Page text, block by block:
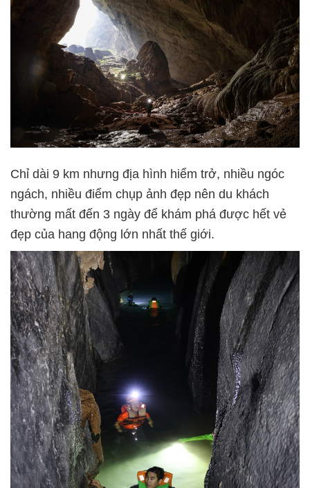
Chỉ dài 9 km nhưng địa hình hiểm trở, nhiều ngóc
ngách, nhiều điểm chụp ảnh đẹp nên du khách
thường mất đến 3 ngày để khám phá được hết vẻ
đẹp của hang động lớn nhất thế giới.